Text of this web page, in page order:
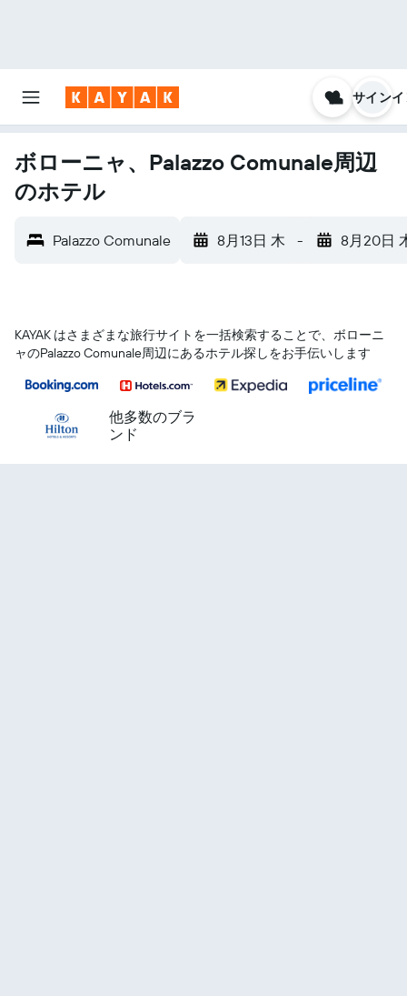
サイン
ボローニャ、Palazzo Comunale周辺
のホテル
Palazzo Comunale 8月13日 木 - 8月20日
KAYAK はさまざまな旅行サイトを一括検索することで、ボローニ
ャ​のPalazzo Comunale​周辺にあるホテル探しをお手伝いします
他多数のブラ
ンド